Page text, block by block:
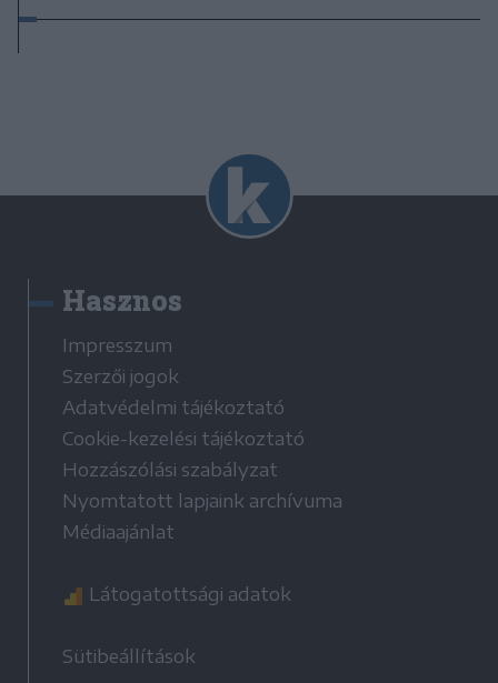
Hasznos
Impresszum
Szerzői jogok
Adatvédelmi tájékoztató
Cookie-kezelési tájékoztató
Hozzászólási szabályzat
Nyomtatott lapjaink archívuma
Médiaajánlat
Látogatottsági adatok
Sütibeállítások